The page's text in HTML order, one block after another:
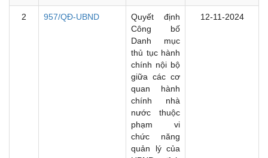
2 957/QĐ-UBND
Quyết định
Công bố
Danh mục
thủ tục hành
chính nội bộ
giữa các cơ
quan hành
chính nhà
nước thuộc
phạm vi
chức năng
quản lý của
12-11-2024